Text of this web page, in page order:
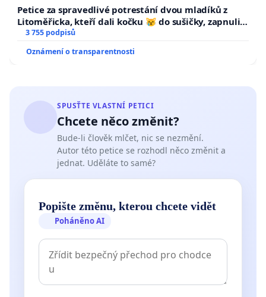
Petice za spravedlivé potrestání dvou mladíků z
Litoměřicka, kteří dali kočku 😿 do sušičky, zapnuli ji
a umírání zvířete natočili.
3 755 podpisů
Oznámení o transparentnosti
SPUSŤTE VLASTNÍ PETICI
Chcete něco změnit?
Bude-li člověk mlčet, nic se nezmění.
Autor této petice se rozhodl něco změnit a
jednat. Uděláte to samé?
Popište změnu, kterou chcete vidět
Poháněno AI